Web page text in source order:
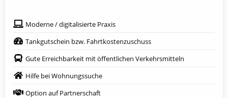
Moderne / digitalisierte Praxis
Tankgutschein bzw. Fahrtkostenzuschuss
Gute Erreichbarkeit mit öffentlichen Verkehrsmitteln
Hilfe bei Wohnungssuche
Option auf Partnerschaft